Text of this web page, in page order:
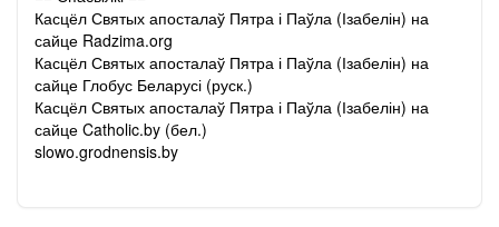
Касцёл Святых апосталаў Пятра і Паўла (Ізабелін) на
сайце Radzima.org
Касцёл Святых апосталаў Пятра і Паўла (Ізабелін) на
сайце Глобус Беларусі (руск.)
Касцёл Святых апосталаў Пятра і Паўла (Ізабелін) на
сайце Catholic.by (бел.)
slowo.grodnensis.by